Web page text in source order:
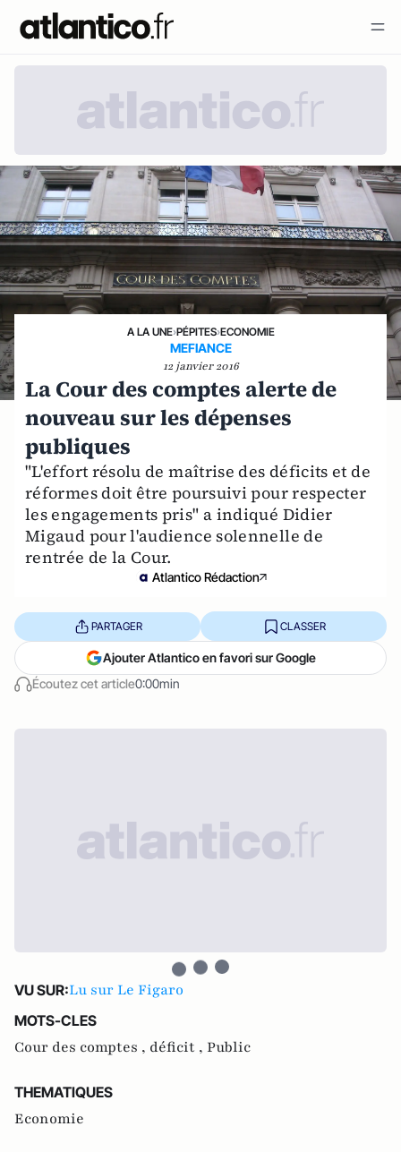
A LA UNE›PÉPITES›ECONOMIE
MEFIANCE
12 janvier 2016
La Cour des comptes alerte de
nouveau sur les dépenses
publiques
"L'effort résolu de maîtrise des déficits et de
réformes doit être poursuivi pour respecter
les engagements pris" a indiqué Didier
Migaud pour l'audience solennelle de
rentrée de la Cour.
Atlantico Rédaction
Écoutez cet article0:00min
PARTAGER CLASSER
Ajouter Atlantico en favori sur Google
VU SUR:Lu sur Le Figaro
MOTS-CLES
Cour des comptes , déficit , Public
THEMATIQUES
Economie